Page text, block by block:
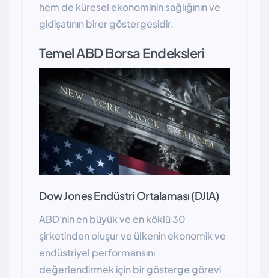
hem de küresel ekonominin sağlığının ve
gidişatının birer göstergesidir.
Temel ABD Borsa Endeksleri
Dow Jones Endüstri Ortalaması (DJIA)
ABD'nin en büyük ve en köklü 30
şirketinden oluşur ve ülkenin ekonomik ve
endüstriyel performansını
değerlendirmek için bir gösterge görevi